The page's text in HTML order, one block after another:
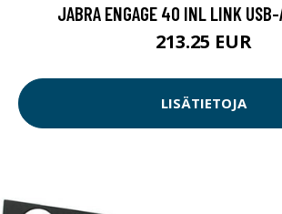
JABRA ENGAGE 40 INL LINK USB-
213.25 EUR
LISÄTIETOJA